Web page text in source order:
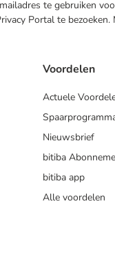
te gebruiken
Portal te
Voordelen
Actuele
Nieuwsbrief
bitiba
bitiba app
Alle voordelen